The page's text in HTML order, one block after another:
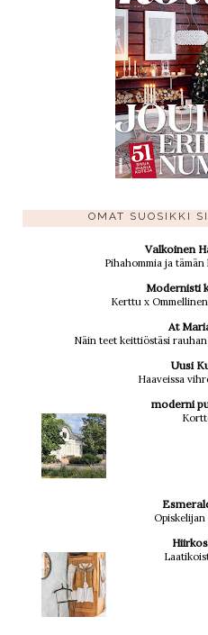
OMAT SUOSIKKI
Valkoinen
Pihahommia ja tämän
Modernisti
Kerttu x
At
Näin teet keittiöstäsi
Uusi
Haaveissa
moderni
Opiskelijan